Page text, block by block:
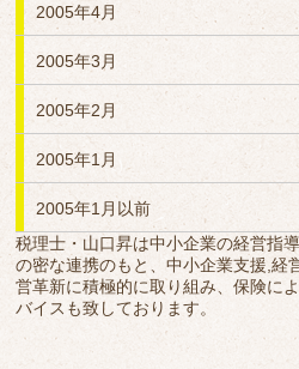
2005年4月
2005年3月
2005年2月
2005年1月
2005年1月以前
税理士・山口昇は中小企業の経営指
の密な連携のもと、中小企業支援,経
営革新に積極的に取り組み、保険に
バイスも致しております。